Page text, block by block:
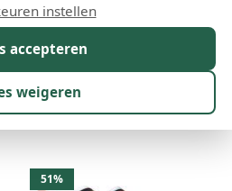
stijlvol en passen bij vrijwel elke outfit.
sportief, casual of chique model, de
Wij zorgen ervoor dat je snel en
sneakers kunt vinden, zonder
meerdere winkels.
sneakers Lage sneakers
Kleur 1 Prijs
51%
accepteren
weigeren
instellen